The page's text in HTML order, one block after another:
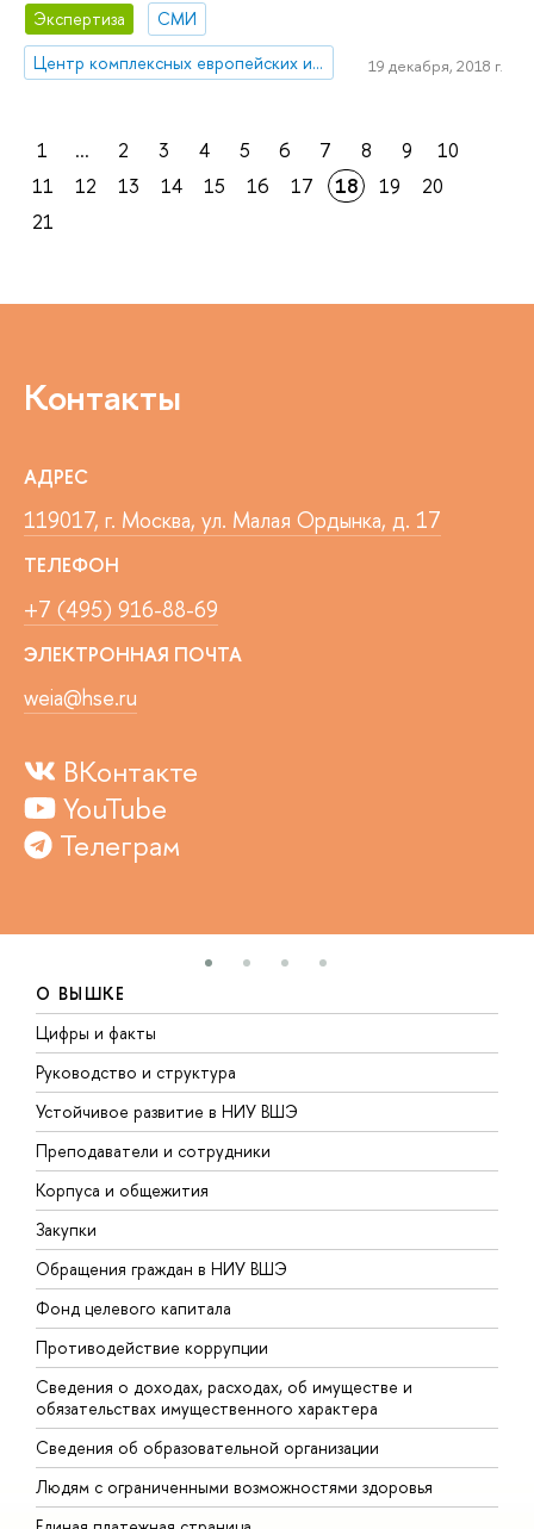
Экспертиза
СМИ
Центр комплексных европейских и международных исследований (ЦКЕМИ)
19 декабря, 2018 г.
1 ... 2 3 4 5 6 7 8 9
10
11
12 13 14 15 16 17 18 19
20
21
Контакты
АДРЕС
119017, г. Москва, ул. Малая Ордынка, д. 17
ТЕЛЕФОН
+7 (495) 916-88-69
ЭЛЕКТРОННАЯ ПОЧТА
weia@hse.ru
ВКонтакте
YouTube
Телеграм
О ВЫШКЕ
Цифры и факты
Руководство и структура
Устойчивое развитие в НИУ ВШЭ
Преподаватели и сотрудники
Корпуса и общежития
Закупки
Обращения граждан в НИУ ВШЭ
Фонд целевого капитала
Противодействие коррупции
Сведения о доходах, расходах, об имуществе и
обязательствах имущественного характера
Сведения об образовательной организации
Людям с ограниченными возможностями здоровья